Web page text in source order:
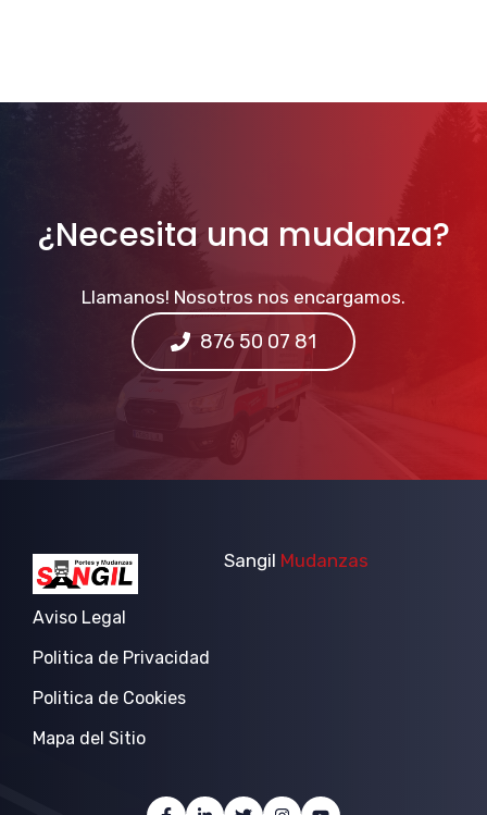
¿Necesita una mudanza?
Llamanos! Nosotros nos encargamos.
876 50 07 81
Sangil Mudanzas
Aviso Legal
Politica de Privacidad
Politica de Cookies
Mapa del Sitio